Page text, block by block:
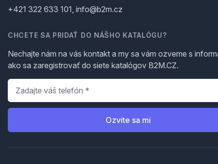
+421 322 633 101, info@b2m.cz
CHCETE SA PRIDAŤ DO NÁŠHO KATALÓGU?
Nechajte nám na vás kontakt a my sa vám ozveme s
ako sa zaregistrovať do siete katalógov B2M.CZ.
Telefón
Ozvite sa mi